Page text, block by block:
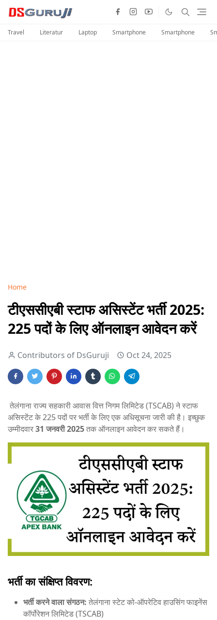
Travel Literatur Laptop Smartphone Smartphone
Home
टीएससीएबी स्टाफ असिस्टेंट भर्ती 2025:
225 पदों के लिए ऑनलाइन आवेदन करें
Contributors of DsGuruji Oct 24, 2025
तेलंगाना राज्य सहकारी आवास वित्त निगम लिमिटेड (TSCAB) ने स्टाफ
असिस्टेंट के 225 पदों पर भर्ती के लिए एक अधिसूचना जारी की है। इच्छुक
उम्मीदवार31 जनवरी 2025तक ऑनलाइन आवेदन कर सकते हैं।
भर्ती का संक्षिप्त विवरण:
भर्ती करने वाला संगठन: तेलंगाना स्टेट को-ऑपरेटिव हाउसिंग फाइनेंस
कॉर्पोरेशन लिमिटेड (TSCAB)